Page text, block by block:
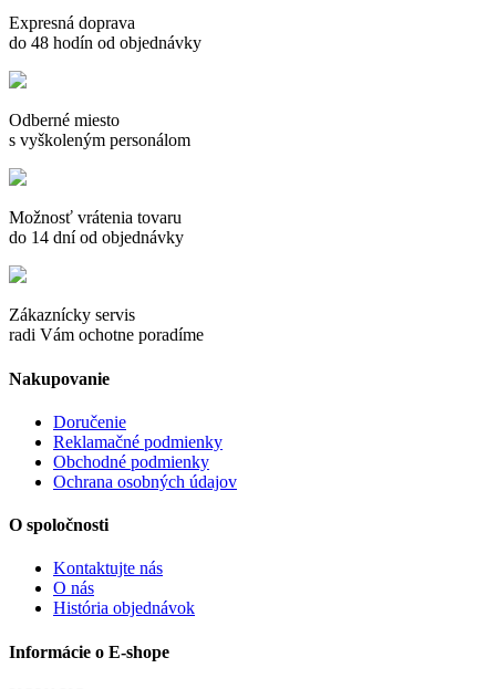
Expresná doprava
do 48 hodín od objednávky
Odberné miesto
s vyškoleným personálom
Možnosť vrátenia tovaru
do 14 dní od objednávky
Zákaznícky servis
radi Vám ochotne poradíme
Nakupovanie
Doručenie
Reklamačné podmienky
Obchodné podmienky
Ochrana osobných údajov
O spoločnosti
Kontaktujte nás
O nás
História objednávok
Informácie o E-shope